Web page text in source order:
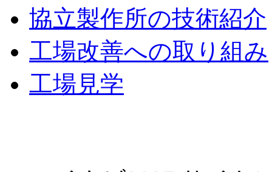
協立製作所の技術紹介
工場改善への取り組み
工場見学